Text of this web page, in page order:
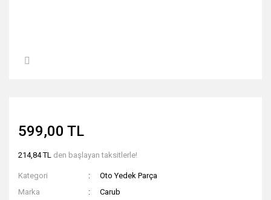
599,00 TL
214,84 TL den başlayan taksitlerle!
Kategori
Oto Yedek Parça
Marka
Carub